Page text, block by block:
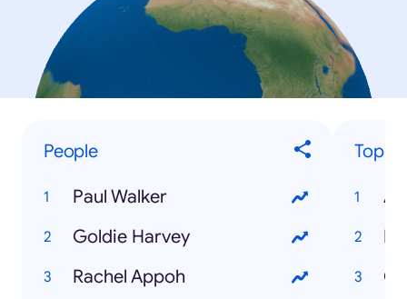
People
Paul Walker
Goldie Harvey
Rachel Appoh
Top